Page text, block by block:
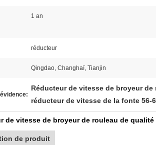
1 an
réducteur
Qingdao, Changhaï, Tianjin
Réducteur de vitesse de broyeur de
réducteur de vitesse de la fonte 56-
de vitesse de broyeur de rouleau de
de produit